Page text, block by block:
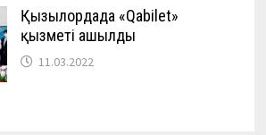
Қызылордада «Qabilet»
қызметі ашылды
11.03.2022